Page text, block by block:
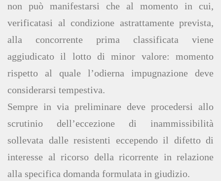
non può manifestarsi che al momento in cui,
verificatasi al condizione astrattamente prevista,
alla concorrente prima classificata viene
aggiudicato il lotto di minor valore: momento
rispetto al quale l’odierna impugnazione deve
considerarsi tempestiva.
Sempre in via preliminare deve procedersi allo
scrutinio dell’eccezione di inammissibilità
sollevata dalle resistenti eccependo il difetto di
interesse al ricorso della ricorrente in relazione
alla specifica domanda formulata in giudizio.